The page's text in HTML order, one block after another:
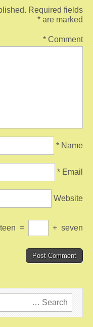
k
Required fields
are marked
*
Comment
*
Name
*
Email
*
Website
seven
+
=
Search
for: